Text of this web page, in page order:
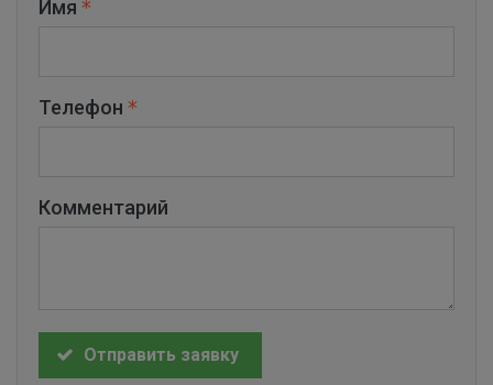
Имя
Телефон
Комментарий
Отправить заявку